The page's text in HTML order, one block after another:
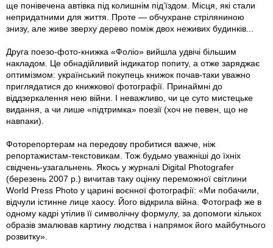
ще понівечена автівка під колишнім під’їздом. Місця, які стали
непридатними для життя. Проте — обчухране стріляниною
знизу, але живе зверху дерево поміж двох неживих будинків...
Друга поезо-фото-книжка «Фоліо» вийшла удвічі більшим
накладом. Це обнадійливий індикатор попиту, а отже заряджає
оптимізмом: український покупець книжок почав-таки уважно
приглядатися до книжкової фотографії. Принаймні до
віддзеркалення нею війни. І неважливо, чи це суто мистецьке
видання, а чи лише «підтримка» поезії (хоч не певен, що не
навпаки).
Фоторепортерам на передову пробитися важче, ніж
репортажистам-текстовикам. Тож будьмо уважніші до їхніх
свідчень-узагальнень. Якось у журналі Digital Photografer
(березень 2007 р.) вичитав таку оцінку переможної світлини
World Press Photo у царині воєнної фотографії: «Ми побачили,
відчули істинне лице хаосу. Його відкрила війна. Фотограф же в
одному кадрі утілив її символічну формулу, за допомоги кількох
образів змалював картину людства і напрямок його майбутнього
розвитку».